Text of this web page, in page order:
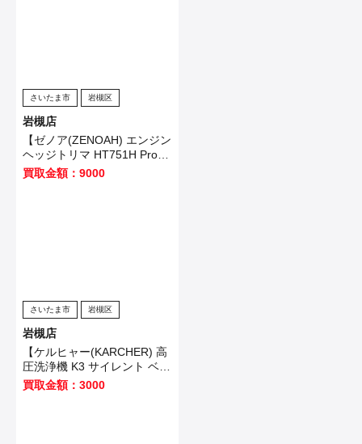
さいたま市 岩槻区
岩槻店
【ゼノア(ZENOAH) エンジン
ヘッジトリマ HT751H Pro-
1】さいたま市見沼区のお客
様から買取いたしました！
買取金額：9000
さいたま市 岩槻区
岩槻店
【ケルヒャー(KARCHER) 高
圧洗浄機 K3 サイレント ベラ
ンダ】川越市のお客様から買
取いたしました！
買取金額：3000